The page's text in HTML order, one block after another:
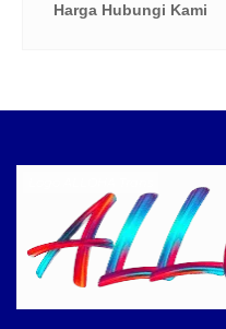
Harga Hubungi Kami